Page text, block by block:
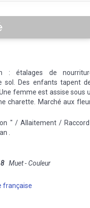
: étalages de
sol. Des enfants tapent
femme est assise sous
charette. Marché aux
" / Allaitement /
.
Muet - Couleur
française